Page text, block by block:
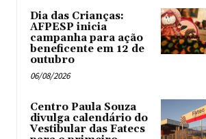
Dia das Crianças:
AFPESP inicia
campanha para ação
beneficente em 12 de
outubro
06/08/2026
Centro Paula Souza
divulga calendário do
Vestibular das Fatecs